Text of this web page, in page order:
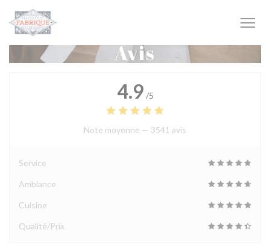
Personnalisation de vos choix en matière de cookies
Avis
4.9 /5
Note moyenne — 3541 avis
Service
Ambiance
Cuisine
Qualité/Prix